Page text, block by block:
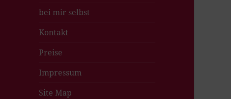
bei mir selbst
Kontakt
Preise
Impressum
Site Map